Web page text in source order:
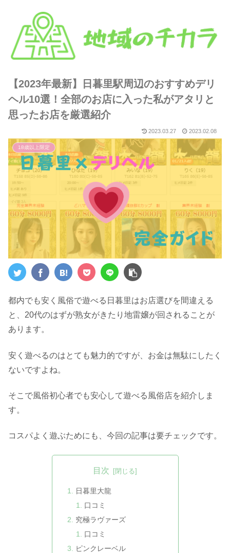
【2023年最新】日暮里駅周辺のおすすめデリ
ヘル10選！全部のお店に入った私がアタリと
思ったお店を厳選紹介
2023.03.27 2023.02.08
18歳以上限定
都内でも安く風俗で遊べる日暮里はお店選びを間違える
と、20代のはずが熟女がきたり地雷嬢が回されることが
あります。
安く遊べるのはとても魅力的ですが、お金は無駄にしたく
ないですよね。
そこで風俗初心者でも安心して遊べる風俗店を紹介しま
す。
コスパよく遊ぶためにも、今回の記事は要チェックです。
目次
日暮里大龍
口コミ
究極ラヴァーズ
口コミ
ピンクレーベル